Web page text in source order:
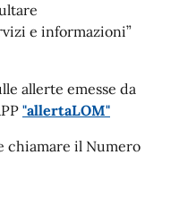
e informazioni”
allerte emesse da
"allertaLOM"
chiamare il Numero